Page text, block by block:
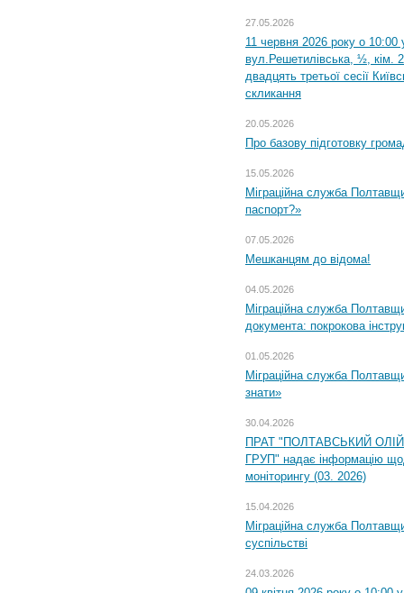
27.05.2026
11 червня 2026 року о 10:00
вул.Решетилівська, ½, кім.
двадцять третьої сесії
скликання
20.05.2026
Про базову підготовку
15.05.2026
Міграційна служба
паспорт?»
07.05.2026
Мешканцям до відома!
04.05.2026
Міграційна служба
документа: покрокова
01.05.2026
Міграційна служба
знати»
30.04.2026
ПРАТ "ПОЛТАВСЬКИЙ
ГРУП" надає інформацію
моніторингу (03. 2026)
15.04.2026
Міграційна служба
суспільстві
24.03.2026